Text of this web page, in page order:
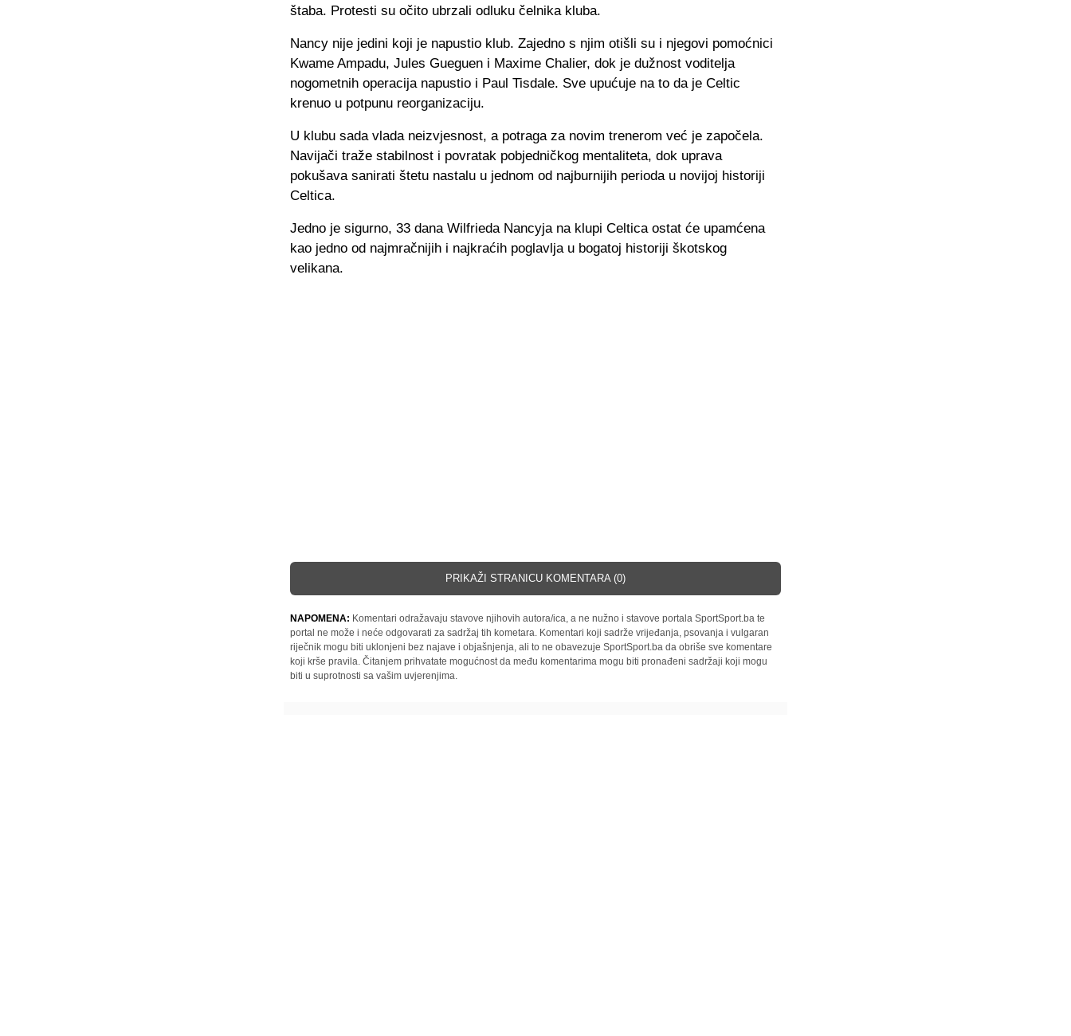
štaba. Protesti su očito ubrzali odluku čelnika kluba.
Nancy nije jedini koji je napustio klub. Zajedno s njim otišli su i njegovi pomoćnici
Kwame Ampadu, Jules Gueguen i Maxime Chalier, dok je dužnost voditelja
nogometnih operacija napustio i Paul Tisdale. Sve upućuje na to da je Celtic
krenuo u potpunu reorganizaciju.
U klubu sada vlada neizvjesnost, a potraga za novim trenerom već je započela.
Navijači traže stabilnost i povratak pobjedničkog mentaliteta, dok uprava
pokušava sanirati štetu nastalu u jednom od najburnijih perioda u novijoj historiji
Celtica.
Jedno je sigurno, 33 dana Wilfrieda Nancyja na klupi Celtica ostat će upamćena
kao jedno od najmračnijih i najkraćih poglavlja u bogatoj historiji škotskog
velikana.
PRIKAŽI STRANICU KOMENTARA (0)
NAPOMENA: Komentari odražavaju stavove njihovih autora/ica, a ne nužno i stavove portala SportSport.ba te
portal ne može i neće odgovarati za sadržaj tih kometara. Komentari koji sadrže vrijeđanja, psovanja i vulgaran
riječnik mogu biti uklonjeni bez najave i objašnjenja, ali to ne obavezuje SportSport.ba da obriše sve komentare
koji krše pravila. Čitanjem prihvatate mogućnost da među komentarima mogu biti pronađeni sadržaji koji mogu
biti u suprotnosti sa vašim uvjerenjima.